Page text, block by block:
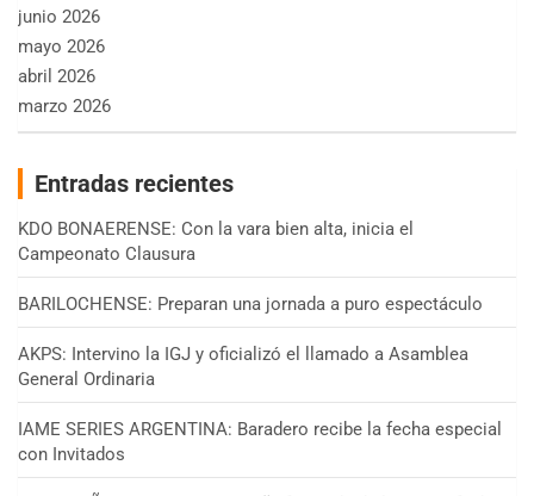
junio 2026
mayo 2026
abril 2026
marzo 2026
Entradas recientes
KDO BONAERENSE: Con la vara bien alta, inicia el
Campeonato Clausura
BARILOCHENSE: Preparan una jornada a puro espectáculo
AKPS: Intervino la IGJ y oficializó el llamado a Asamblea
General Ordinaria
IAME SERIES ARGENTINA: Baradero recibe la fecha especial
con Invitados